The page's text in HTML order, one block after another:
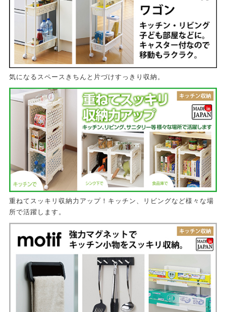
気になるスペースきちんと片づけすっきり収納。
重ねてスッキリ収納力アップ！キッチン、リビングなど様々な場
所で活躍します。